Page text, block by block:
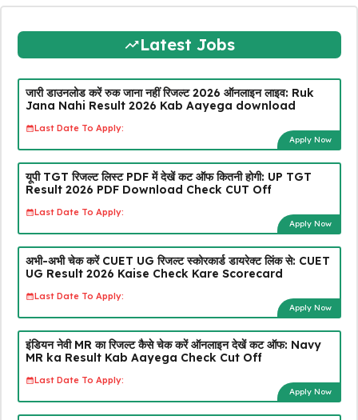
Latest Jobs
जारी डाउनलोड करें रुक जाना नहीं रिजल्ट 2026 ऑनलाइन लाइव: Ruk
Jana Nahi Result 2026 Kab Aayega download
Last Date To Apply:
Apply Now
यूपी TGT रिजल्ट लिस्ट PDF में देखें कट ऑफ कितनी होगी: UP TGT
Result 2026 PDF Download Check CUT Off
Last Date To Apply:
Apply Now
अभी-अभी चेक करें CUET UG रिजल्ट स्कोरकार्ड डायरेक्ट लिंक से: CUET
UG Result 2026 Kaise Check Kare Scorecard
Last Date To Apply:
Apply Now
इंडियन नेवी MR का रिजल्ट कैसे चेक करें ऑनलाइन देखें कट ऑफ: Navy
MR ka Result Kab Aayega Check Cut Off
Last Date To Apply:
Apply Now